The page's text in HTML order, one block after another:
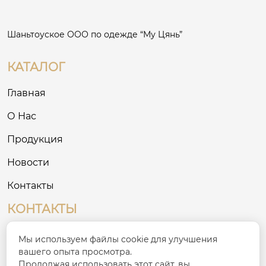
Шаньтоуское ООО по одежде “Му Цянь”
КАТАЛОГ
Главная
О Нас
Продукция
Новости
Контакты
КОНТАКТЫ

№ 8, Третий промышленный район на
Востоке, деревня Сигоу, улица Сяшань, район
Чаонань, город Шаньтоу
Мы используем файлы cookie для улучшения
вашего опыта просмотра.